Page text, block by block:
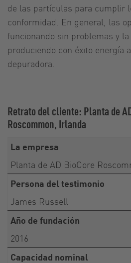
de las partículas para cumplir
conformidad. En general, las
funcionando sin problemas y
produciendo con éxito energía
depuradora.
Retrato del cliente: Planta de
Roscommon, Irlanda
La empresa
Planta de AD BioCore
Persona del testimonio
James Russell
Año de fundación
2016
Capacidad nominal